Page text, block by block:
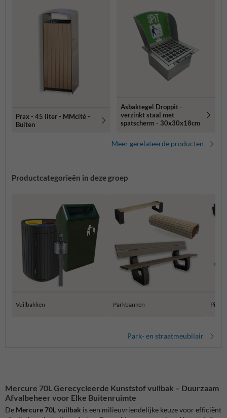
Prax - 45 liter - MMcité -
Buiten
Asbaktegel Droppit -
verzinkt staal met
spatscherm - 30x30x18cm
Meer gerelateerde producten
Productcategorieën in deze groep
Vuilbakken Parkbanken
Park- en straatmeubilair
Mercure 70L Gerecycleerde Kunststof vuilbak – Duurzaam
Afvalbeheer voor Elke Buitenruimte
De Mercure 70L vuilbak is een milieuvriendelijke keuze voor efficiënt